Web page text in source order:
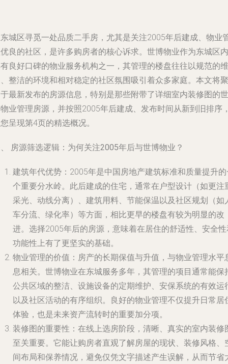
城区寻觅一处品质二手房，尤其是关注2005年后建成、物业
良的社区，是许多购房者的核心诉求。世博物业作为东城区内
良好口碑的物业服务机构之一，其管理的楼盘往往以规范的维
整洁的环境和相对稳定的社区氛围吸引着众多家庭。本文将聚
最新发布的房源信息，特别是那些附带了详细室内装修图的世
业管理房源，并按照2005年后建成、发布时间从新到旧排序
呈现第4页的精选概况。
房源筛选逻辑：为何关注2005年后与世博物业？
建筑年代优势 ：2005年是中国房地产建筑标准和质量提升
个重要分水岭。此后建成的住宅，通常在户型设计（如更注
采光、动线分离）、建筑用料、节能保温以及社区规划（如
车分流、绿化率）等方面，相比更早的楼盘有较为明显的改
进。选择2005年后的房源，意味着在居住的舒适性、安全
功能性上有了更坚实的基础。
物业管理的价值 ：房产的长期保值与升值，与物业管理水平
息相关。世博物业在东城服务多年，其管理的项目通常能保
公共区域的整洁、设施设备的定期维护、安保系统的有效运
以及社区活动的有序组织。良好的物业管理不仅提升日常居
体验，也是未来资产流转时的重要加分项。
装修图的重要性 ：在线上选房阶段，清晰、真实的室内装修
至关重要。它能让购房者直观了解房屋的现状、装修风格、
间布局和保养情况，避免仅凭文字描述产生误解，从而节省